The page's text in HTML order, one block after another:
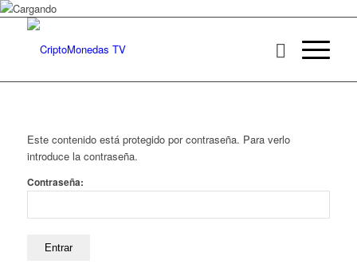
Este contenido está protegido por contraseña. Para verlo
introduce la contraseña.
Contraseña: